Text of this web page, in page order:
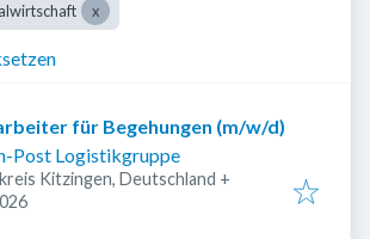
für Begehungen (m/w/d)
Post Logistikgruppe
Kitzingen, Deutschland +